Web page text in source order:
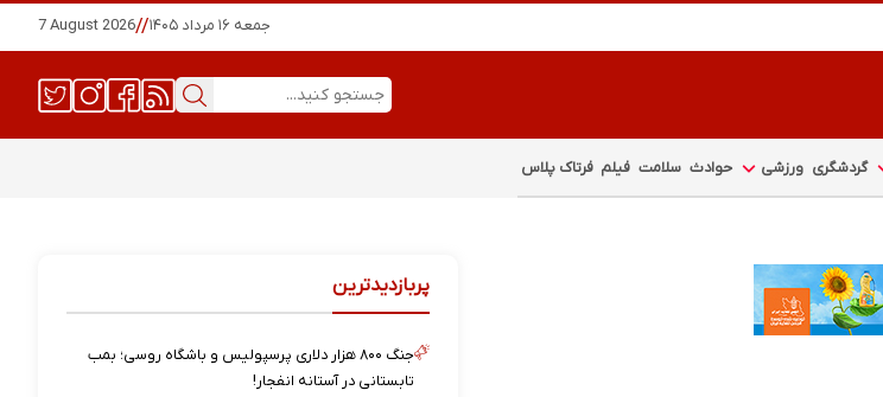
جمعه ۱۶ مرداد ۱۴۰۵ //
7 August 2026
گردشگری ورزشی حوادث سلامت فیلم فرتاک پلاس
پربازدیدترین
جنگ ۸۰۰ هزار دلاری پرسپولیس و باشگاه روسی؛ بمب
تابستانی در آستانه انفجار!